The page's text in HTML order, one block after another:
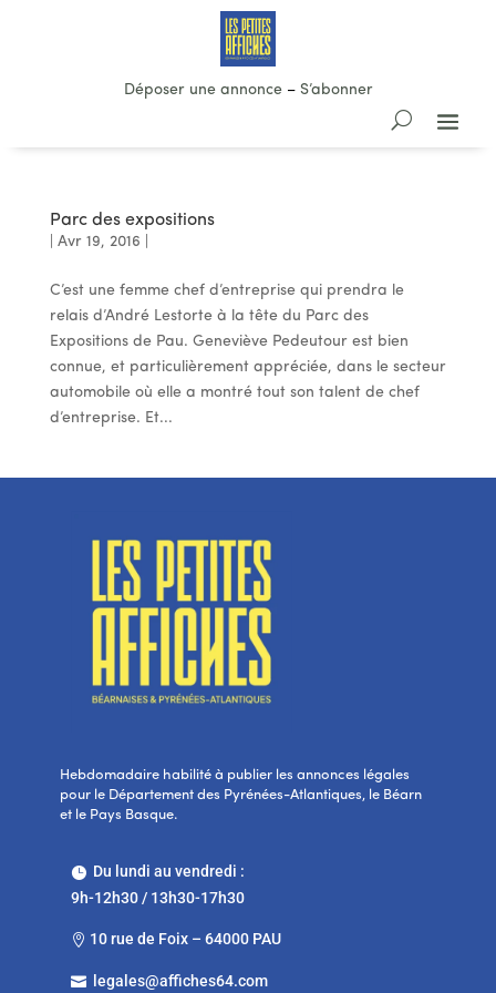
Déposer une annonce– S’abonner
Parc des expositions
Avr 19, 2016
C’est une femme chef d’entreprise qui prendra le
relais d’André Lestorte à la tête du Parc des
Expositions de Pau. Geneviève Pedeutour est bien
connue, et particulièrement appréciée, dans le secteur
automobile où elle a montré tout son talent de chef
d’entreprise. Et...
Hebdomadaire habilité à publier les annonces légales
pour le Département des Pyrénées-Atlantiques, le Béarn
et le Pays Basque.
Du lundi au vendredi :
9h-12h30 / 13h30-17h30
 10 rue de Foix – 64000 PAU
 legales@affiches64.com